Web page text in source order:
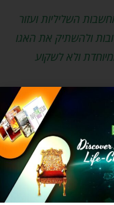
השליליות ועזור
ולהשתיק את האגו
ולא לשקוע
בנושא צמיחה
חיים מאושרים כעס
רבי נחמן מברסלב